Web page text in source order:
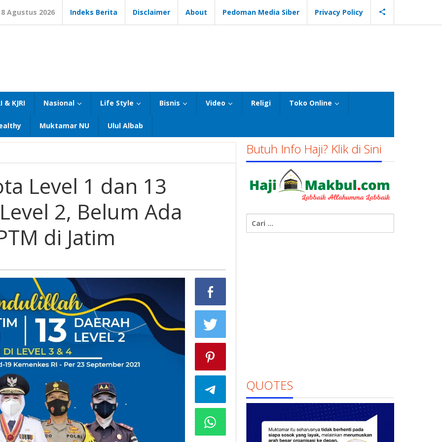
8 Agustus 2026 Indeks Berita Disclaimer About Pedoman Media Siber Privacy Policy
& KJRI Nasional Life Style Bisnis Video Religi Toko Online
Muktamar NU Ulul Albab
Level 1 dan 13
2, Belum Ada
di Jatim
Butuh Info Haji? Klik di Sini
untuk:
QUOTES